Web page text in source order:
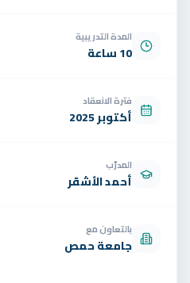
المدة التدريبية
10 ساعة
فترة الانعقاد
أكتوبر 2025
المدرّب
أحمد الأشقر
بالتعاون مع
جامعة حمص